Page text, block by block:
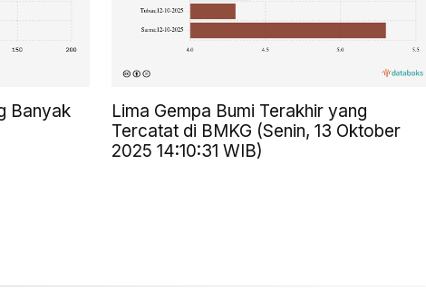
Banyak
Lima Gempa Bumi Terakhir yang
Tercatat di BMKG (Senin, 13 Oktober
2025 14:10:31 WIB)